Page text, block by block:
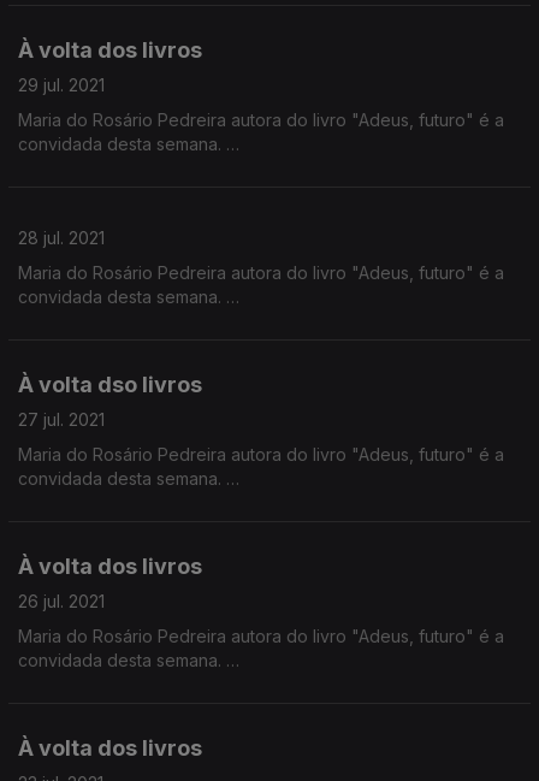
À volta dos livros
29 jul. 2021
Maria do Rosário Pedreira autora do livro "Adeus, futuro" é a
convidada desta semana.
28 jul. 2021
Maria do Rosário Pedreira autora do livro "Adeus, futuro" é a
convidada desta semana.
À volta dso livros
27 jul. 2021
Maria do Rosário Pedreira autora do livro "Adeus, futuro" é a
convidada desta semana.
À volta dos livros
26 jul. 2021
Maria do Rosário Pedreira autora do livro "Adeus, futuro" é a
convidada desta semana.
À volta dos livros